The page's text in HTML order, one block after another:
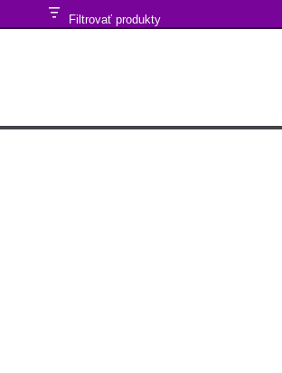
Filtrovať produkty